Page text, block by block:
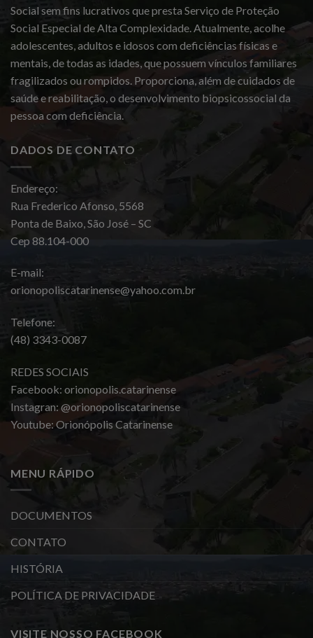
Social sem fins lucrativos que presta Serviço de Proteção
Social Especial de Alta Complexidade. Atualmente, acolhe
adolescentes, adultos e idosos com deficiências físicas e
mentais, de todas as idades, que possuem vínculos familiares
fragilizados ou rompidos. Proporciona, além de cuidados de
saúde e reabilitação, o desenvolvimento biopsicossocial da
pessoa com deficiência.
DADOS DE CONTATO
Endereço:
Rua Frederico Afonso, 5568
Ponta de Baixo, São José – SC
Cep 88.104-000
E-mail:
orionopoliscatarinense@yahoo.com.br
Telefone:
(48) 3343-0087
REDES SOCIAIS
Facebook: orionopolis.catarinense
Instagran: @orionopoliscatarinense
Youtube: Orionópolis Catarinense
MENU RÁPIDO
DOCUMENTOS
CONTATO
HISTÓRIA
POLÍTICA DE PRIVACIDADE
VISITE NOSSO FACEBOOK